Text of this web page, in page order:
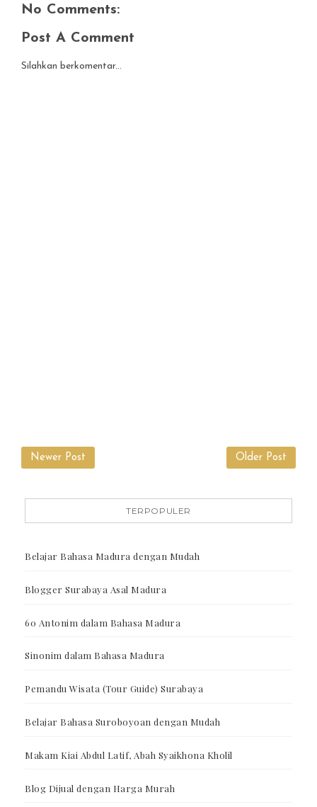
No Comments:
Post A Comment
Silahkan berkomentar...
Newer Post Older Post
TERPOPULER
Belajar Bahasa Madura dengan Mudah
Blogger Surabaya Asal Madura
60 Antonim dalam Bahasa Madura
Sinonim dalam Bahasa Madura
Pemandu Wisata (Tour Guide) Surabaya
Belajar Bahasa Suroboyoan dengan Mudah
Makam Kiai Abdul Latif, Abah Syaikhona Kholil
Blog Dijual dengan Harga Murah